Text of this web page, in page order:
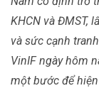
KHCN và ĐMST,
và sức cạnh
VinIF ngày hôm
một bước để